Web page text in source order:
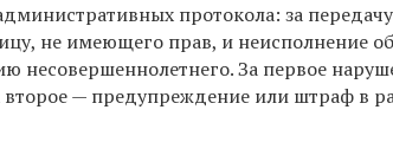
протокола: за
не имеющего прав, и неисполнение
несовершеннолетнего. За первое
второе — предупреждение или штраф в